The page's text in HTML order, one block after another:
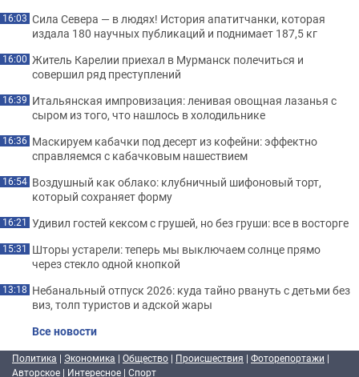
16:03 Сила Севера — в людях! История апатитчанки, которая
издала 180 научных публикаций и поднимает 187,5 кг
16:00 Житель Карелии приехал в Мурманск полечиться и
совершил ряд преступлений
16:39 Итальянская импровизация: ленивая овощная лазанья с
сыром из того, что нашлось в холодильнике
16:36 Маскируем кабачки под десерт из кофейни: эффектно
справляемся с кабачковым нашествием
16:54 Воздушный как облако: клубничный шифоновый торт,
который сохраняет форму
16:21 Удивил гостей кексом с грушей, но без груши: все в восторге
15:31 Шторы устарели: теперь мы выключаем солнце прямо
через стекло одной кнопкой
13:18 Небанальный отпуск 2026: куда тайно рвануть с детьми без
виз, толп туристов и адской жары
Все новости
Политика | Экономика | Общество | Происшествия | Фоторепортажи |
Авторское | Интересное | Спорт